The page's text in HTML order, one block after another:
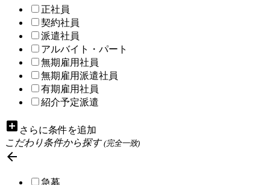
正社員
契約社員
派遣社員
アルバイト・パート
無期雇用社員
無期雇用派遣社員
有期雇用社員
紹介予定派遣
add_box さらに条件を追加
こだわり条件から探す(完全一致)

急募